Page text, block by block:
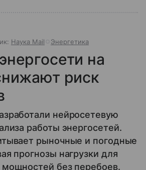
Наука Mail Энергетика
на
риск
нейросетевую
работы энергосетей.
рыночные и погодные
прогнозы нагрузки для
без перебоев.